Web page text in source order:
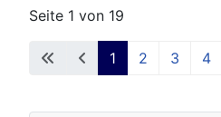
Seite 1 von 19
1 2 3 4